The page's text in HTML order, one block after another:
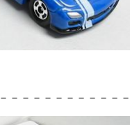
－－－－－－－－－